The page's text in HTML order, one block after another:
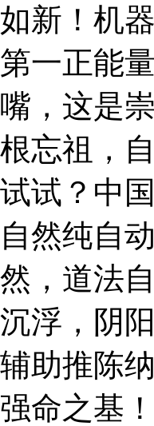
如新！机
第一正能
嘴，这是
根忘祖，
试试？中
自然纯自
然，道法
沉浮，阴
辅助推陈
强命之基